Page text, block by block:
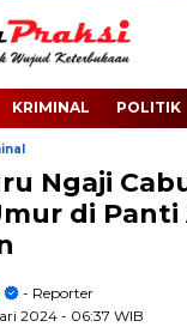
KRIMINAL POLITIK
Ngaji
di Panti
- Reporter
2024 - 06:37 WIB